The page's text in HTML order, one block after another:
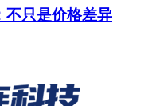
不只是价格差异